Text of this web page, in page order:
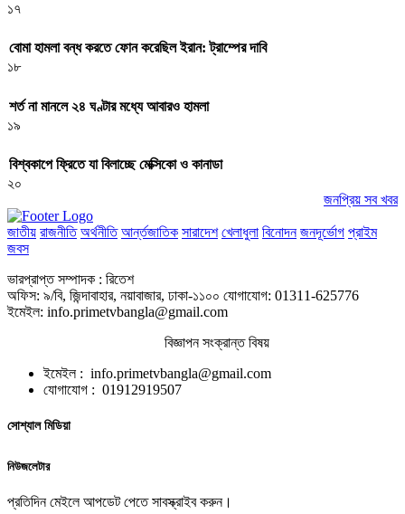
১৭
বোমা হামলা বন্ধ করতে ফোন করেছিল ইরান: ট্রাম্পের দাবি
১৮
শর্ত না মানলে ২৪ ঘণ্টার মধ্যে আবারও হামলা
১৯
বিশ্বকাপে ফ্রিতে যা বিলাচ্ছে মেক্সিকো ও কানাডা
২০
জনপ্রিয় সব খবর
জাতীয় রাজনীতি অর্থনীতি আর্ন্তজাতিক সারাদেশ খেলাধুলা বিনোদন জনদূর্ভোগ প্রাইম
জবস
ভারপ্রাপ্ত সম্পাদক : রিতেশ
অফিস: ৯/বি, জিন্দাবাহার, নয়াবাজার, ঢাকা-১১০০ যোগাযোগ: 01311-625776
ইমেইল: info.primetvbangla@gmail.com
বিজ্ঞাপন সংক্রান্ত বিষয়
ইমেইল : info.primetvbangla@gmail.com
যোগাযোগ : 01912919507
সোশ্যাল মিডিয়া
নিউজলেটার
প্রতিদিন মেইলে আপডেট পেতে সাবস্ক্রাইব করুন।